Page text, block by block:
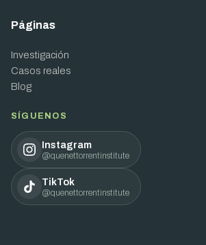
Páginas
Investigación
Casos reales
Blog
SÍGUENOS
Instagram
@quenettorrentinstitute
TikTok
@quenettorrentinstitute